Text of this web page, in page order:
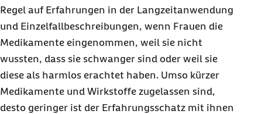
Regel auf Erfahrungen in der Langzeitanwendung
und Einzelfallbeschreibungen, wenn Frauen die
Medikamente eingenommen, weil sie nicht
wussten, dass sie schwanger sind oder weil sie
diese als harmlos erachtet haben. Umso kürzer
Medikamente und Wirkstoffe zugelassen sind,
desto geringer ist der Erfahrungsschatz mit ihnen